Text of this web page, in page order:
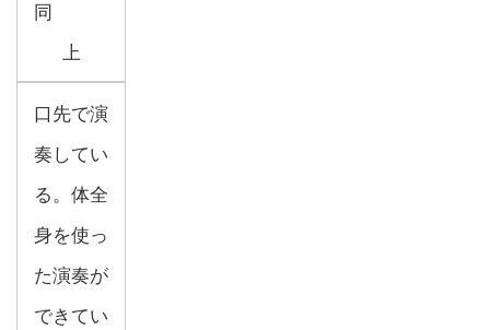
同
上
口先で演
奏してい
る。体全
身を使っ
た演奏が
できてい